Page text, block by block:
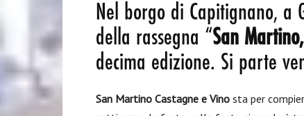
Nel borgo di Capitignano, a
della rassegna “San
decima edizione. Si parte
San Martino Castagne e Vino sta per